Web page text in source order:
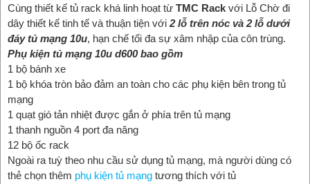
Cùng thiết kế tủ rack khá linh hoạt từ TMC Rack với Lỗ Chờ đi
dây thiết kế tinh tế và thuận tiện với 2 lỗ trên nóc và 2 lỗ dưới
đáy tủ mạng 10u, hạn chế tối đa sự xâm nhập của côn trùng.
Phụ kiện tủ mạng 10u d600 bao gồm
1 bộ bánh xe
1 bộ khóa tròn bảo đảm an toàn cho các phụ kiện bên trong tủ
mạng
1 quạt gió tản nhiệt được gắn ở phía trên tủ mạng
1 thanh nguồn 4 port đa năng
12 bộ ốc rack
Ngoài ra tuỳ theo nhu cầu sử dụng tủ mạng, mà người dùng có
thẻ chọn thêm phụ kiện tủ mạng tương thích với tủ